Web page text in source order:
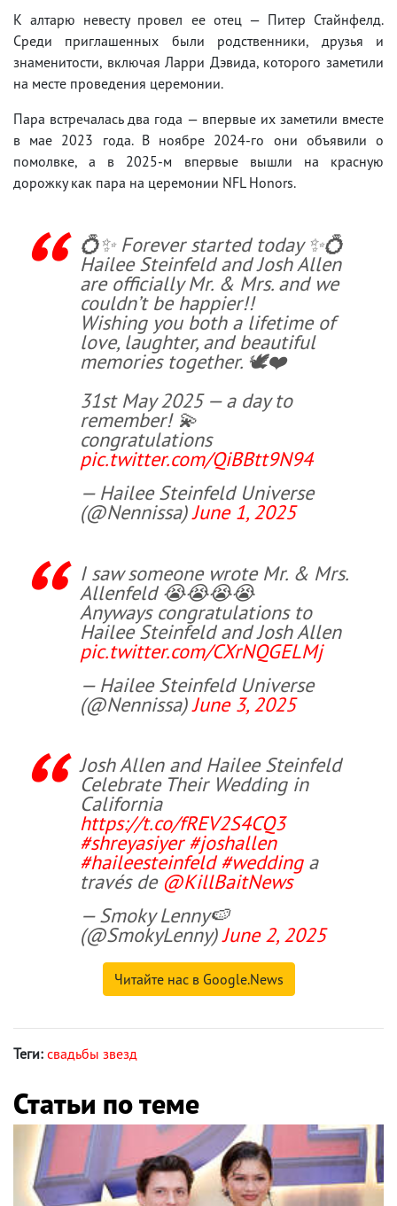
К алтарю невесту провел ее отец — Питер Стайнфелд.
Среди приглашенных были родственники, друзья и
знаменитости, включая Ларри Дэвида, которого заметили
на месте проведения церемонии.
Пара встречалась два года — впервые их заметили вместе
в мае 2023 года. В ноябре 2024-го они объявили о
помолвке, а в 2025-м впервые вышли на красную
дорожку как пара на церемонии NFL Honors.
💍✨ Forever started today ✨💍
Hailee Steinfeld and Josh Allen
are officially Mr. & Mrs. and we
couldn’t be happier!!
Wishing you both a lifetime of
love, laughter, and beautiful
memories together. 🕊️❤️
31st May 2025 — a day to
remember! 💫
congratulations
pic.twitter.com/QiBBtt9N94
— Hailee Steinfeld Universe
(@Nennissa)June 1, 2025
I saw someone wrote Mr. & Mrs.
Allenfeld 😭😭😭😭
Anyways congratulations to
Hailee Steinfeld and Josh Allen
pic.twitter.com/CXrNQGELMj
— Hailee Steinfeld Universe
(@Nennissa)June 3, 2025
Josh Allen and Hailee Steinfeld
Celebrate Their Wedding in
California
https://t.co/fREV2S4CQ3
#shreyasiyer #joshallen
#haileesteinfeld #weddinga
través de @KillBaitNews
— Smoky Lenny🍉
(@SmokyLenny)June 2, 2025
Читайте нас в Google.News
Теги: свадьбы звезд
Статьи по теме